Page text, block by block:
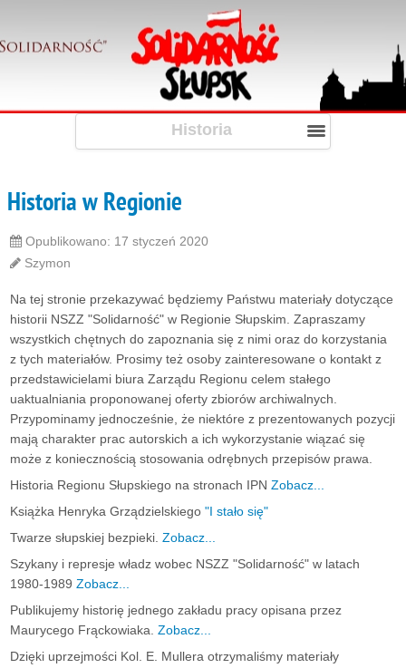
Historia
Historia w Regionie
Opublikowano: 17 styczeń 2020
Szymon
Na tej stronie przekazywać będziemy Państwu materiały dotyczące
historii NSZZ "Solidarność" w Regionie Słupskim. Zapraszamy
wszystkich chętnych do zapoznania się z nimi oraz do korzystania
z tych materiałów. Prosimy też osoby zainteresowane o kontakt z
przedstawicielami biura Zarządu Regionu celem stałego
uaktualniania proponowanej oferty zbiorów archiwalnych.
Przypominamy jednocześnie, że niektóre z prezentowanych pozycji
mają charakter prac autorskich a ich wykorzystanie wiązać się
może z koniecznością stosowania odrębnych przepisów prawa.
Historia Regionu Słupskiego na stronach IPN Zobacz...
Książka Henryka Grządzielskiego "I stało się"
Twarze słupskiej bezpieki. Zobacz...
Szykany i represje władz wobec NSZZ "Solidarność" w latach
1980-1989 Zobacz...
Publikujemy historię jednego zakładu pracy opisana przez
Maurycego Frąckowiaka. Zobacz...
Dzięki uprzejmości Kol. E. Mullera otrzymaliśmy materiały